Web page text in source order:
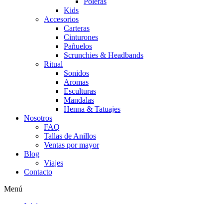
Kids
Accesorios
Carteras
Cinturones
Pañuelos
Scrunchies & Headbands
Ritual
Sonidos
Aromas
Esculturas
Mandalas
Henna & Tatuajes
Nosotros
FAQ
Tallas de Anillos
Ventas por mayor
Blog
Viajes
Contacto
Menú